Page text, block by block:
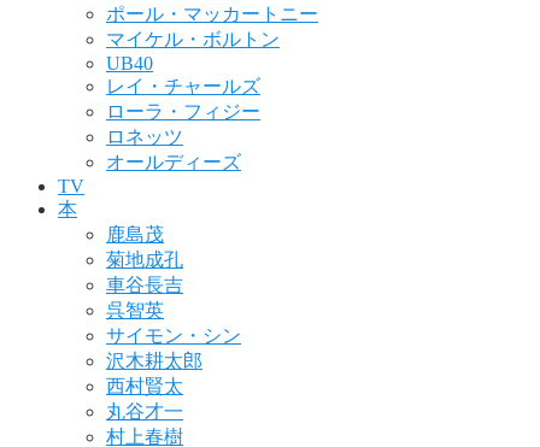
ポール・マッカートニー
マイケル・ボルトン
UB40
レイ・チャールズ
ローラ・フィジー
ロネッツ
オールディーズ
TV
本
鹿島茂
菊地成孔
車谷長吉
呉智英
サイモン・シン
沢木耕太郎
西村賢太
丸谷才一
村上春樹